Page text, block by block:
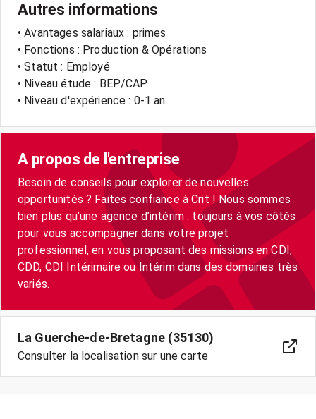
Autres informations
• Avantages salariaux : primes
• Fonctions : Production & Opérations
• Statut : Employé
• Niveau étude : BEP/CAP
• Niveau d'expérience : 0-1 an
A propos de l'entreprise
Besoin de conseils pour explorer de nouvelles
opportunités ? Faites confiance à Crit ! Nous sommes
bien plus qu’une agence d’intérim : toujours à vos côtés
pour vous accompagner dans votre projet
professionnel, en vous proposant des missions en CDI,
CDD, CDI Intérimaire ou Intérim dans des domaines très
variés.
La Guerche-de-Bretagne (35130)
Consulter la localisation sur une carte